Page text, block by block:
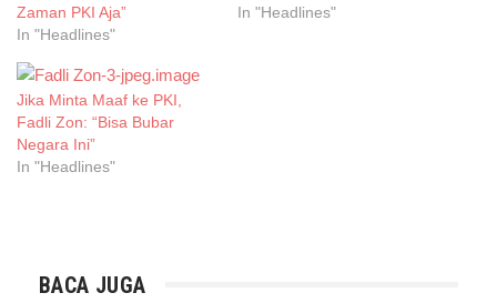
Zaman PKI Aja”
In "Headlines"
In "Headlines"
Jika Minta Maaf ke PKI,
Fadli Zon: “Bisa Bubar
Negara Ini”
In "Headlines"
BACA JUGA